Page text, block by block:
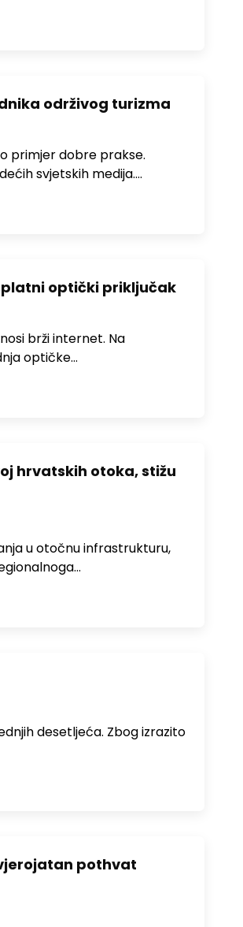
održivog turizma
primjer dobre prakse.
svjetskih medija.…
optički priključak
brži internet. Na
optičke…
hrvatskih otoka, stižu
u otočnu infrastrukturu,
desetljeća. Zbog izrazito
pothvat